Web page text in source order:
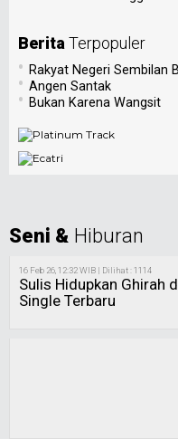
Berita Terpopuler
• Rakyat Negeri Sembilan
• Angen Santak
• Bukan Karena Wangsit
Seni & Hiburan
16 Feb 26, 12:32 WIB | Dilihat : 1114
Sulis Hidupkan Ghirah
Single Terbaru